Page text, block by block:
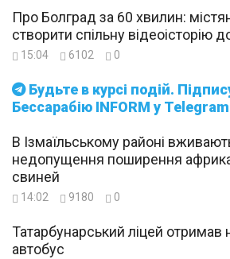
Будьте в курсі подій. Підписуйтесь на
Бессарабію INFORM у Telegram
Про Болград за 60 хвилин:
створити спільну відеоісторію
15:04 6102 0
В Ізмаїльському районі
недопущення поширення
свиней
14:02 9180 0
Татарбунарський ліцей отримав
автобус